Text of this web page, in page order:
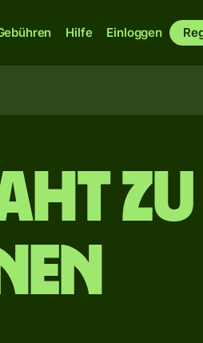
Hilfe Einloggen
zu